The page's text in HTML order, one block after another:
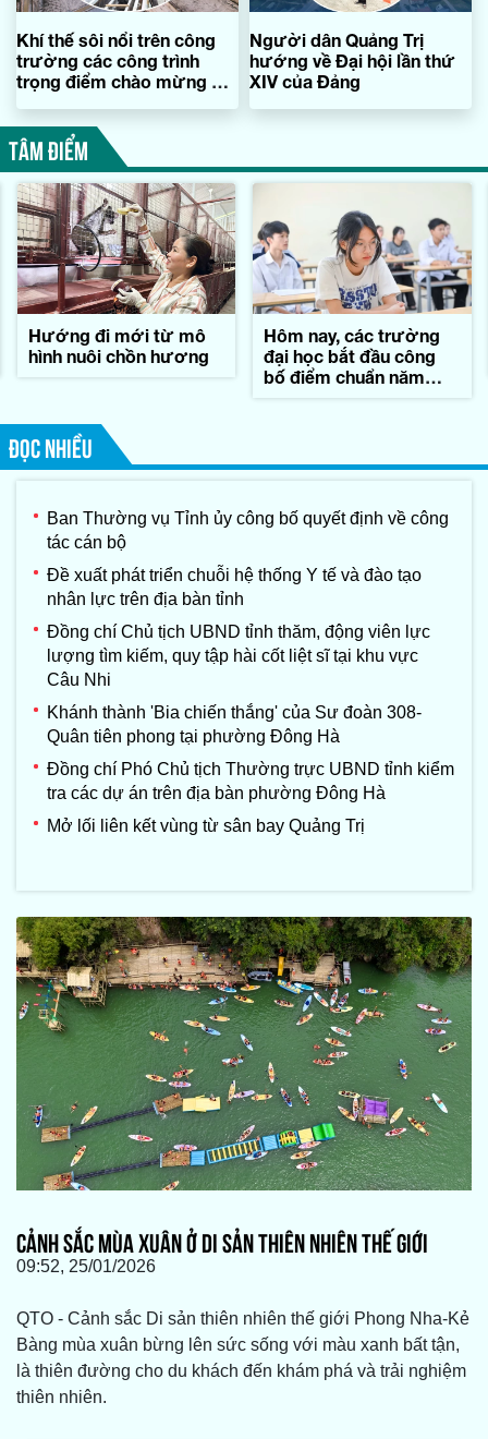
Khí thế sôi nổi trên công
trường các công trình
trọng điểm chào mừng Đại
Người dân Quảng Trị
hướng về Đại hội lần thứ
XIV của Đảng
TÂM ĐIỂM
Hướng đi mới từ mô
hình nuôi chồn hương
Hôm nay, các trường
đại học bắt đầu công
bố điểm chuẩn năm
ĐỌC NHIỀU
Ban Thường vụ Tỉnh ủy công bố quyết định về công
tác cán bộ
Đề xuất phát triển chuỗi hệ thống Y tế và đào tạo
nhân lực trên địa bàn tỉnh
Đồng chí Chủ tịch UBND tỉnh thăm, động viên lực
lượng tìm kiếm, quy tập hài cốt liệt sĩ tại khu vực
Câu Nhi
Khánh thành 'Bia chiến thắng' của Sư đoàn 308-
Quân tiên phong tại phường Đông Hà
Đồng chí Phó Chủ tịch Thường trực UBND tỉnh kiểm
tra các dự án trên địa bàn phường Đông Hà
Mở lối liên kết vùng từ sân bay Quảng Trị
CẢNH SẮC MÙA XUÂN Ở DI SẢN THIÊN NHIÊN THẾ GIỚI
09:52, 25/01/2026
QTO - Cảnh sắc Di sản thiên nhiên thế giới Phong Nha-Kẻ
Bàng mùa xuân bừng lên sức sống với màu xanh bất tận,
là thiên đường cho du khách đến khám phá và trải nghiệm
thiên nhiên.